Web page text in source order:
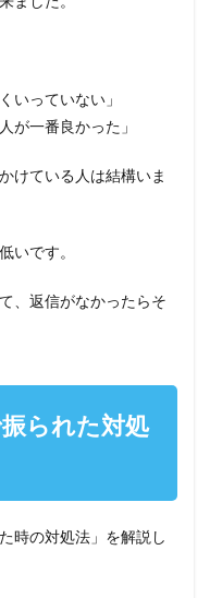
いっていない」
が一番良かった」
けている人は結構いま
いです。
、返信がなかったらそ
られた対処
時の対処法」を解説し